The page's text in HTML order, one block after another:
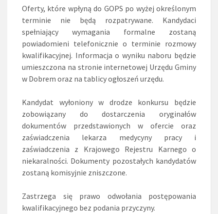
Oferty, które wpłyną do GOPS po wyżej określonym
terminie nie będą rozpatrywane. Kandydaci
spełniający wymagania formalne zostaną
powiadomieni telefonicznie o terminie rozmowy
kwalifikacyjnej. Informacja o wyniku naboru będzie
umieszczona na stronie internetowej Urzędu Gminy
w Dobrem oraz na tablicy ogłoszeń urzędu.
Kandydat wyłoniony w drodze konkursu będzie
zobowiązany do dostarczenia oryginałów
dokumentów przedstawionych w ofercie oraz
zaświadczenia lekarza medycyny pracy i
zaświadczenia z Krajowego Rejestru Karnego o
niekaralności. Dokumenty pozostałych kandydatów
zostaną komisyjnie zniszczone.
Zastrzega się prawo odwołania postępowania
kwalifikacyjnego bez podania przyczyny.